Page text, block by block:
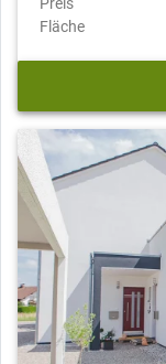
Preis
Fläche